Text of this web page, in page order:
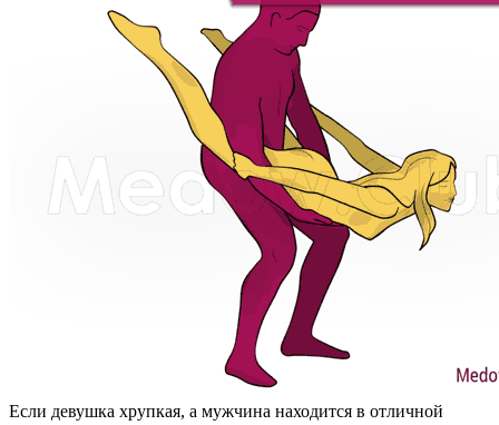
Если девушка хрупкая, а мужчина находится в отличной